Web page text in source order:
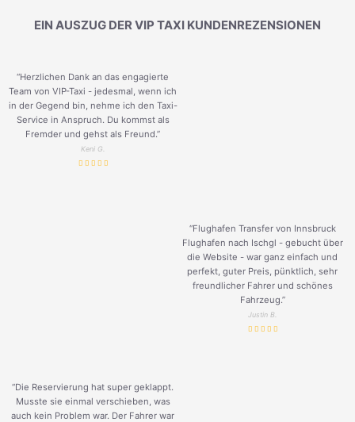
EIN AUSZUG DER VIP TAXI KUNDENREZENSIONEN
“Herzlichen Dank an das engagierte
Team von VIP-Taxi - jedesmal, wenn ich
in der Gegend bin, nehme ich den Taxi-
Service in Anspruch. Du kommst als
Fremder und gehst als Freund.”
Keni G.
“Flughafen Transfer von Innsbruck
Flughafen nach Ischgl - gebucht über
die Website - war ganz einfach und
perfekt, guter Preis, pünktlich, sehr
freundlicher Fahrer und schönes
Fahrzeug.”
Justin B.
“Die Reservierung hat super geklappt.
Musste sie einmal verschieben, was
auch kein Problem war. Der Fahrer war